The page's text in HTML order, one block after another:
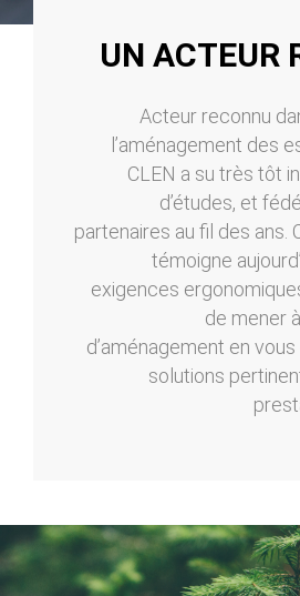
UN ACTEUR
Acteur reconnu
l’aménagement des
CLEN a su très tôt
d’études, et
partenaires au fil des ans.
témoigne
exigences
de mener
d’aménagement en
solutions